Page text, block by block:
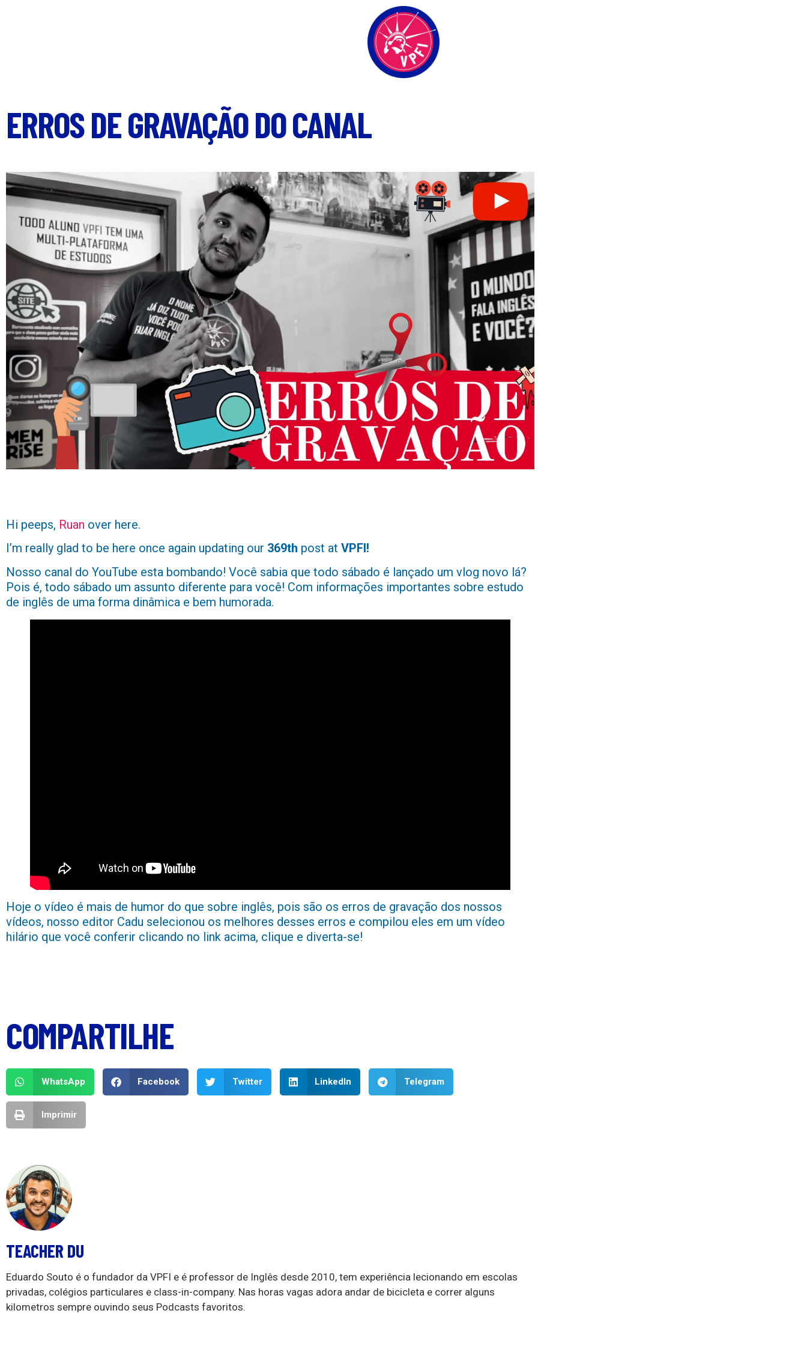
ERROS DE GRAVAÇÃO DO CANAL
Hi peeps, Ruan over here.
I’m really glad to be here once again updating our 369th post at VPFI!
Nosso canal do YouTube esta bombando! Você sabia que todo sábado é lançado um vlog novo lá?
Pois é, todo sábado um assunto diferente para você! Com informações importantes sobre estudo
de inglês de uma forma dinâmica e bem humorada.
Hoje o vídeo é mais de humor do que sobre inglês, pois são os erros de gravação dos nossos
vídeos, nosso editor Cadu selecionou os melhores desses erros e compilou eles em um vídeo
hilário que você conferir clicando no link acima, clique e diverta-se!
COMPARTILHE
WhatsApp Facebook Twitter LinkedIn Telegram
Imprimir
TEACHER DU
Eduardo Souto é o fundador da VPFI e é professor de Inglês desde 2010, tem experiência lecionando em escolas
privadas, colégios particulares e class-in-company. Nas horas vagas adora andar de bicicleta e correr alguns
kilometros sempre ouvindo seus Podcasts favoritos.